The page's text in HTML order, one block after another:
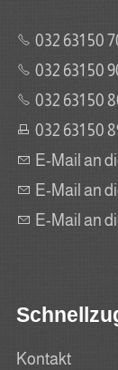
032 631 50
032 631 50
032 631 50
032 631 50
E-Mail an
E-Mail an
E-Mail an
Kontakt